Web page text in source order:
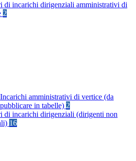
di incarichi dirigenziali amministrativi di
2
Incarichi amministrativi di vertice (da
pubblicare in tabelle) 2
di incarichi dirigenziali (dirigenti non
16